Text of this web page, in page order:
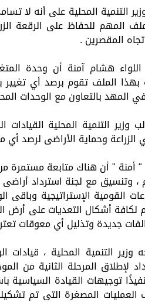
التنمية المحلية على أنه لا
المهم للحفاظ على الرقعة
تجاه المقصرين .
هشام آمنة أن وحدة
بهذا الملف تقوم برصد أي تغيير
في المهد بالتعاون مع الوحدات
وزير التنمية المحلية
وحماية الأراضى لرصد
أمنة " أن هناك متابعة مستمرة
، وتنسيق مع لجنة استرداد
القومية الإستراتيجية وباقى
لكافة أشكال التعديات على أرض
جديدة وتذليل أي معوقات
وزير التنمية المحلية ، قيادات
توجيهات القيادة السياسية
المصغرة التى تم